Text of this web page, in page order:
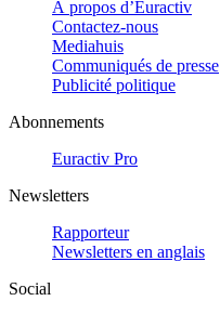
À propos d’Euractiv
Contactez-nous
Mediahuis
Communiqués de presse
Publicité politique
Abonnements
Euractiv Pro
Newsletters
Rapporteur
Newsletters en anglais
Social